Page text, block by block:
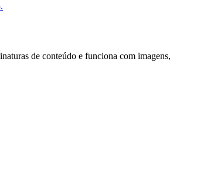
de conteúdo e funciona com imagens,